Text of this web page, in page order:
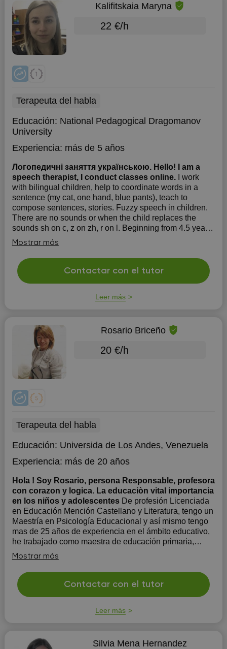
Kalifitskaia Maryna
22 €/h
Terapeuta del habla
Educación: National Pedagogical Dragomanov
University
Experiencia: más de 5 años
Логопедичні заняття українською. Hello! I am a
speech therapist, I conduct classes online.
I work
with bilingual children, help to coordinate words in a
sentence (my cat, one hand, blue pants), teach to
compose sentences, stories. Fuzzy speech in children.
There are no sounds or when the child replaces the
sounds sh on c, z on zh, r on l. Beginning from 4.5 years.
Does the child "speak o...
Mostrar más
Contactar con el tutor
Leer más
Rosario Briceño
20 €/h
Terapeuta del habla
Educación: Universida de Los Andes, Venezuela
Experiencia: más de 20 años
Hola ! Soy Rosario, persona Responsable, profesora
con corazon y logica. La educaciòn vital importancia
en los niños y adolescentes De profesión Licenciada
en Educación Mención Castellano y Literatura, tengo un
Maestría en Psicología Educacional y así mismo tengo
mas de 25 años de experiencia en el ámbito educativo,
he trabajado como maestra de educación primaria,
secundaria y universitaria.
Mostrar más
Contactar con el tutor
Leer más
Silvia Mena Hernandez